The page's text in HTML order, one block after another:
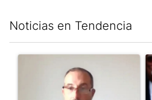
Noticias en Tendencia
Un artículo de tendencia con el